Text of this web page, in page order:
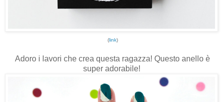
(link)
Adoro i lavori che crea questa ragazza! Questo anello è
super adorabile!